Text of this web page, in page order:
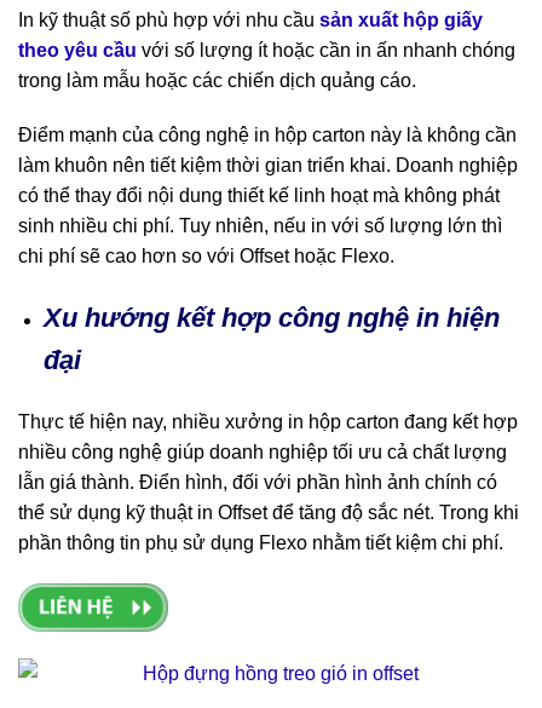
In kỹ thuật số phù hợp với nhu cầu sản xuất hộp giấy
theo yêu cầu với số lượng ít hoặc cần in ấn nhanh chóng
trong làm mẫu hoặc các chiến dịch quảng cáo.
Điểm mạnh của công nghệ in hộp carton này là không cần
làm khuôn nên tiết kiệm thời gian triển khai. Doanh nghiệp
có thể thay đổi nội dung thiết kế linh hoạt mà không phát
sinh nhiều chi phí. Tuy nhiên, nếu in với số lượng lớn thì
chi phí sẽ cao hơn so với Offset hoặc Flexo.
Xu hướng kết hợp công nghệ in hiện
đại
Thực tế hiện nay, nhiều xưởng in hộp carton đang kết hợp
nhiều công nghệ giúp doanh nghiệp tối ưu cả chất lượng
lẫn giá thành. Điển hình, đối với phần hình ảnh chính có
thể sử dụng kỹ thuật in Offset để tăng độ sắc nét. Trong khi
phần thông tin phụ sử dụng Flexo nhằm tiết kiệm chi phí.